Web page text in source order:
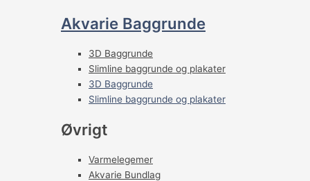
Akvarie Baggrunde
3D Baggrunde
Slimline baggrunde og plakater
3D Baggrunde
Slimline baggrunde og plakater
Øvrigt
Varmelegemer
Akvarie Bundlag